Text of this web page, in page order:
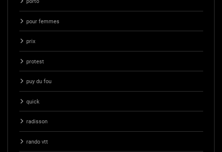
pour femmes
prix
protest
puy du fou
quick
radisson
rando vtt